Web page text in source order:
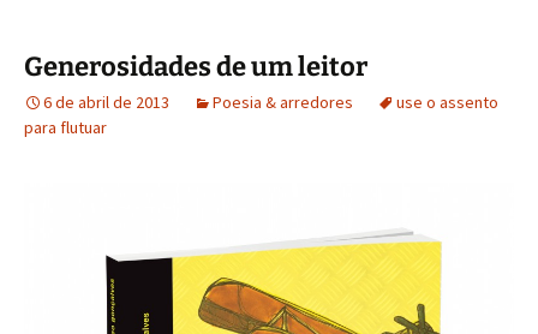
Generosidades de um leitor
6 de abril de 2013 Poesia & arredores
use o assento
para flutuar